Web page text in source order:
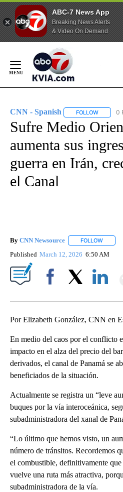
ABC-7 News App
Breaking News Alerts
& Video On Demand
Content
CNN - Spanish FOLLOW 0
Sufre Medio
aumenta sus
guerra en Irán,
el Canal
By CNN Newsource FOLLOW
Published March 12, 2026 6:50 AM
Por Elizabeth González, CNN en
En medio del caos por el conflicto
impacto en el alza del precio del
derivados, el canal de Panamá se
beneficiados de la situación.
Actualmente se registra un “leve
buques por la vía interoceánica,
subadministradora del xanal de
“Lo último que hemos visto, un
número de tránsitos. Recordemos
el combustible, definitivamente que
vuelve una ruta más atractiva,
subadministradora de la vía.